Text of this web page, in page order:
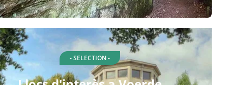
- SELECTION -